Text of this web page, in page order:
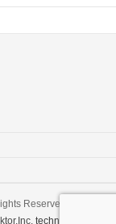
Reserved.
technology.